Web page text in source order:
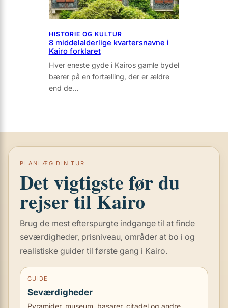
HISTORIE OG KULTUR
8 middelalderlige kvartersnavne i
Kairo forklaret
Hver eneste gyde i Kairos gamle bydel
bærer på en fortælling, der er ældre
end de…
PLANLÆG DIN TUR
Det vigtigste før du
rejser til Kairo
Brug de mest efterspurgte indgange til at finde
seværdigheder, prisniveau, områder at bo i og
realistiske guider til første gang i Kairo.
GUIDE
Seværdigheder
Pyramider, museum, basarer, citadel og andre